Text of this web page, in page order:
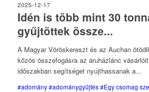
2025-12-17
Idén is több mint 30
gyűjtöttek össze...
A Magyar Vöröskereszt és az Auchan
közös összefogásra az áruházlánc
időszakban segítséget nyújthassanak a...
#adomány #adománygyűjtés #Egy csomag